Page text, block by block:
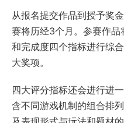
从报名提交作品到授予奖
赛将历经3个月。参赛作
和完成度四个指标进行综
大奖项。
四大评分指标还会进行进
含不同游戏机制的组合排